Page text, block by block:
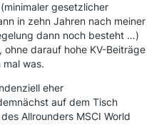
gesetzlicher
in zehn Jahren nach meiner
dann noch besteht …)
darauf hohe KV-Beiträge
was.
eher
auf dem Tisch
des Allrounders MSCI World